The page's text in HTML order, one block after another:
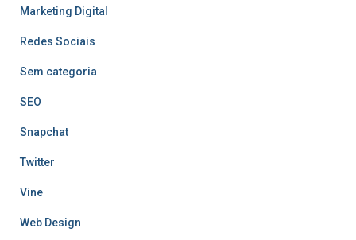
Marketing Digital
Redes Sociais
Sem categoria
SEO
Snapchat
Twitter
Vine
Web Design